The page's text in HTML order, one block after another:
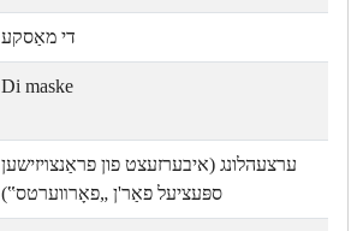
די מאַסקע
Di maske
ערצעהלונג (איבערזעצט פון פראַנצױזישען
ספּעציעל פאַר'ן „פאָרװערטס‟)